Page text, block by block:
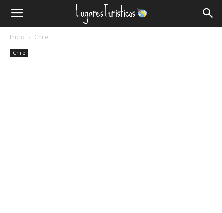
Lugares
Turísticos
Inicio Chile
Chile